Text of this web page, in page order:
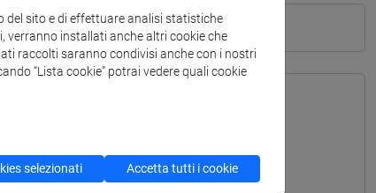
- Laurea
del sito e di effettuare analisi statistiche
verranno installati anche altri cookie che
raccolti saranno condivisi anche con i nostri
“Lista cookie” potrai vedere quali cookie
selezionati Accetta tutti i cookie